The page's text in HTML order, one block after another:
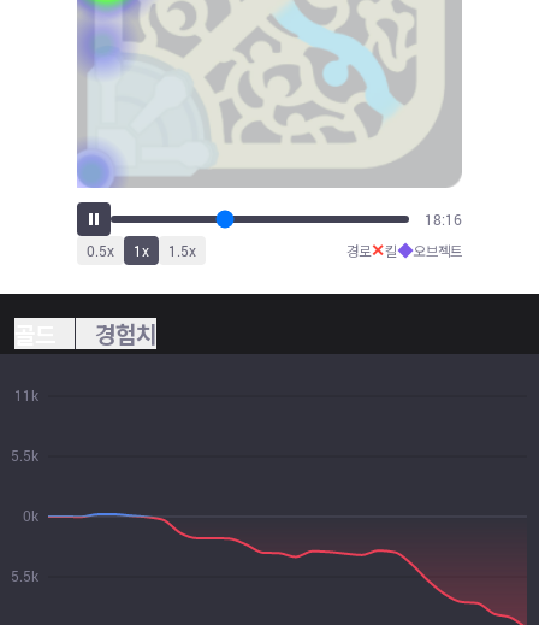
20:04
0.5x 1x 1.5x 경로✕킬◆오브젝트
경험치
5.5k
0k
5.5k
11k